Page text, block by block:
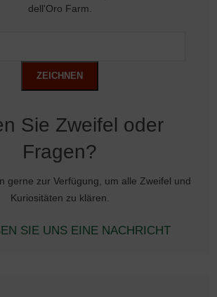
dell'Oro Farm.
Sie Zweifel oder
Fragen?
gerne zur Verfügung, um alle Zweifel und
Kuriositäten zu klären.
SIE UNS EINE NACHRICHT